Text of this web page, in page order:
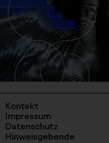
Kontakt
Impressum
Datenschutz
Hinweisgebende